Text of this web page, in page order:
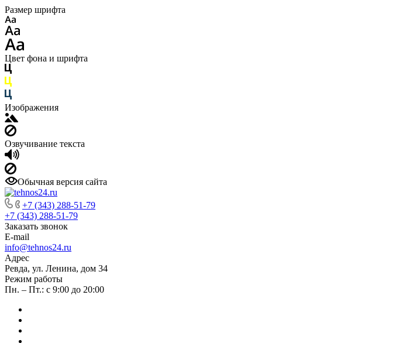
Размер шрифта
Цвет фона и шрифта
Изображения
Озвучивание текста
Обычная версия сайта
+7 (343) 288-51-79
+7 (343) 288-51-79
Заказать звонок
E-mail
info@tehnos24.ru
Адрес
Ревда, ул. Ленина, дом 34
Режим работы
Пн. – Пт.: с 9:00 до 20:00